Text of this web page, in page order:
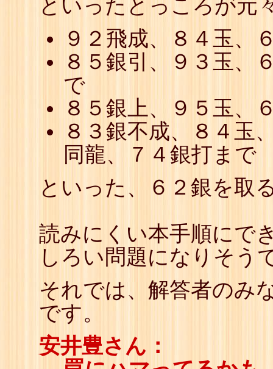
といったとっころが元
９２飛成、８４玉、
８５銀引、９３玉、
で
８５銀上、９５玉、
８３銀不成、８４玉
同龍、７４銀打まで
といった、６２銀を取
読みにくい本手順にで
しろい問題になりそう
それでは、解答者のみ
です。
安井豊さん：